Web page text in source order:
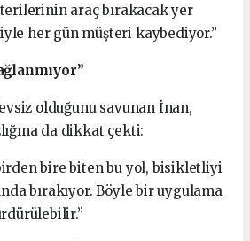
araç bırakacak yer
her gün müşteri kaybediyor.”
olduğunu savunan İnan,
da dikkat çekti:
bire biten bu yol, bisikletliyi
bırakıyor. Böyle bir uygulama